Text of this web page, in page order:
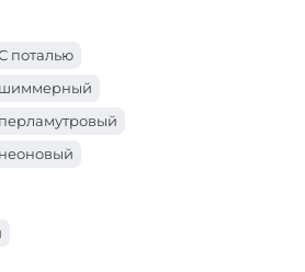
поталью
шиммерный
перламутровый
неоновый